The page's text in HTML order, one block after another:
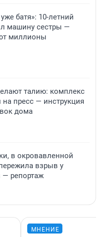
батя»: 10-летний
машину сестры —
миллионы
талию: комплекс
пресс — инструкция
дома
в окровавленной
взрыв у
— репортаж
МНЕНИЕ